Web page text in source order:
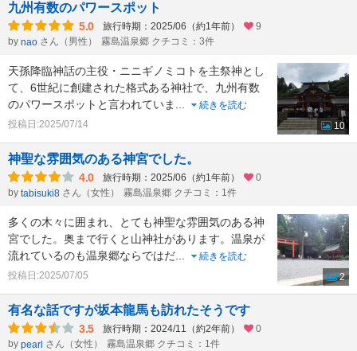
九州有数のパワースポット
5.0 旅行時期：2025/06（約1年前）
9
by nao さん（男性） 霧島温泉郷 クチコミ：3件
天孫降臨神話の主役・ニニギノミコトを主祭神とし
て、6世紀に創建された格式ある神社で、九州有数
のパワースポットと言われていま
続きを読む
投稿日:2025/07/14
10
神聖な雰囲気のある神宮でした。
4.0 旅行時期：2025/06（約1年前）
0
by tabisuki8 さん（女性） 霧島温泉郷 クチコミ：1件
多くの木々に囲まれ、とても神聖な雰囲気のある神
宮でした。奥まで行くと山神社があります。温泉が
流れているのも温泉郷ならではだ
続きを読む
投稿日:2025/07/05
2
有名な話ですが坂本龍馬も訪れたそうです
3.5 旅行時期：2024/11（約2年前）
0
by pearl さん（女性） 霧島温泉郷 クチコミ：1件